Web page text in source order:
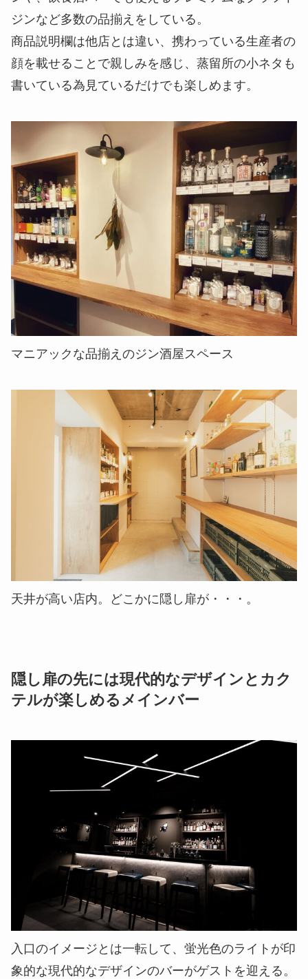
ジンなど多数の品揃えをしている。
商品説明欄は他店とは違い、携わっている生産者の
顔を載せることで親しみを感じ、蒸留所の小ネタも
書いている為見ているだけでも楽しめます。
マニアックな品揃えのジン酒屋スペース
天井が高い店内。どこかに隠し扉が・・・。
隠し扉の先には現代的なデザインとカク
テルが楽しめるメインバー
入口のイメージとは一転して、蛍光色のライトが印
象的な現代的なデザインのバーがゲストを迎える。